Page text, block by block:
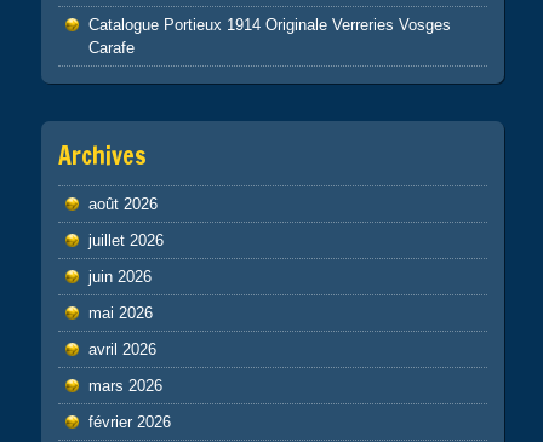
Catalogue Portieux 1914 Originale Verreries Vosges
Carafe
Archives
août 2026
juillet 2026
juin 2026
mai 2026
avril 2026
mars 2026
février 2026